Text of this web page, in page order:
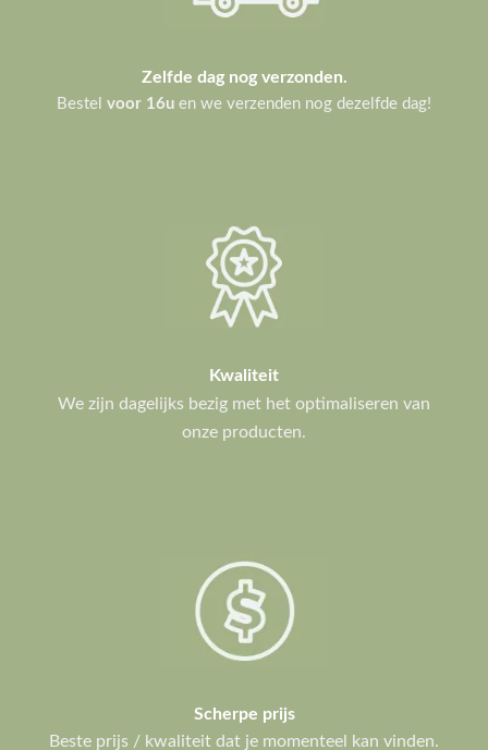
voor 16uen we verzenden nog dezelfde dag!
We zijn dagelijks bezig met het optimaliseren van
onze producten.
Beste prijs / kwaliteit dat je momenteel kan vinden.